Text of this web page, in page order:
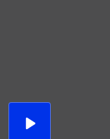
播